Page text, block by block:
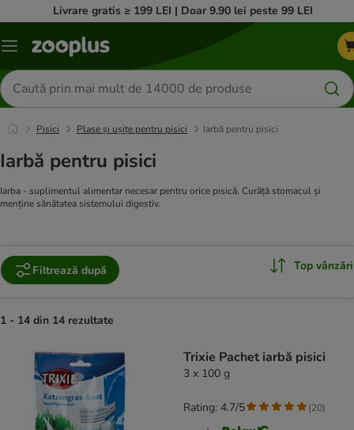
Livrare gratis ≥ 199 LEI | Doar 9.90 lei peste 99 LEI
Categorii
Căutare
produse
Pisici Plase și ușițe pentru pisici Iarbă pentru pisici
Iarbă pentru pisici
Iarba - suplimentul alimentar necesar pentru orice pisică. Curăță stomacul și
menține sănătatea sistemului digestiv.
Filtrează după Top vânzări
1 - 14 din 14 rezultate
Trixie Pachet iarbă pisici
3 x 100 g
Rating: 4.7/5 (20)